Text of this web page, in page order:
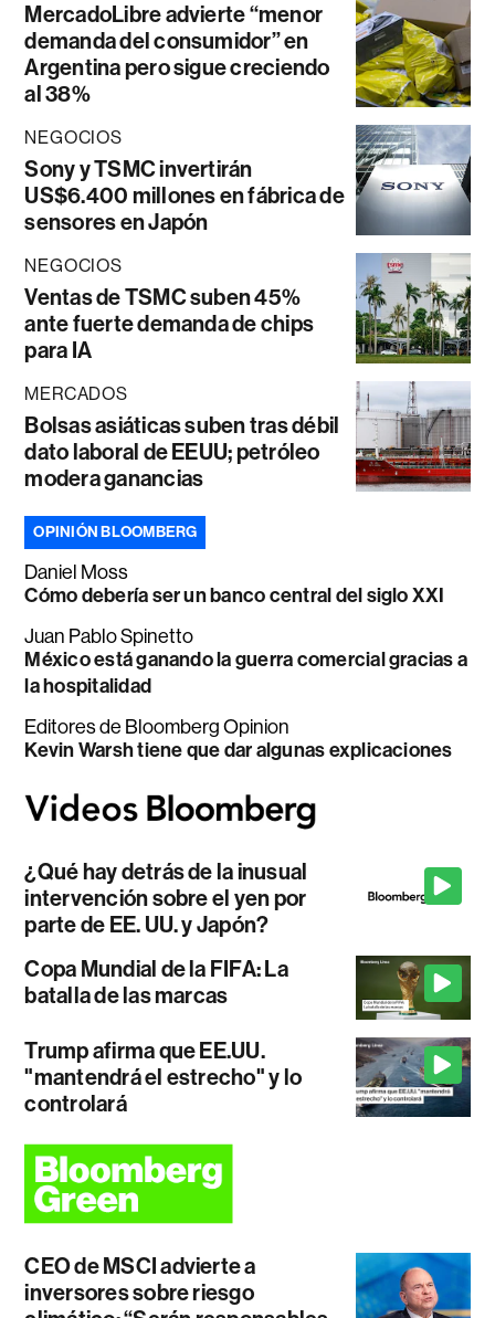
MercadoLibre advierte “menor
demanda del consumidor” en
Argentina pero sigue creciendo
al 38%
NEGOCIOS
Sony y TSMC invertirán
US$6.400 millones en fábrica de
sensores en Japón
NEGOCIOS
Ventas de TSMC suben 45%
ante fuerte demanda de chips
para IA
MERCADOS
Bolsas asiáticas suben tras débil
dato laboral de EEUU; petróleo
modera ganancias
OPINIÓN BLOOMBERG
Daniel Moss
Cómo debería ser un banco central del siglo XXI
Juan Pablo Spinetto
México está ganando la guerra comercial gracias a
la hospitalidad
Editores de Bloomberg Opinion
Kevin Warsh tiene que dar algunas explicaciones
¿Qué hay detrás de la inusual
intervención sobre el yen por
parte de EE. UU. y Japón?
Copa Mundial de la FIFA: La
batalla de las marcas
Trump afirma que EE.UU.
"mantendrá el estrecho" y lo
controlará
CEO de MSCI advierte a
inversores sobre riesgo